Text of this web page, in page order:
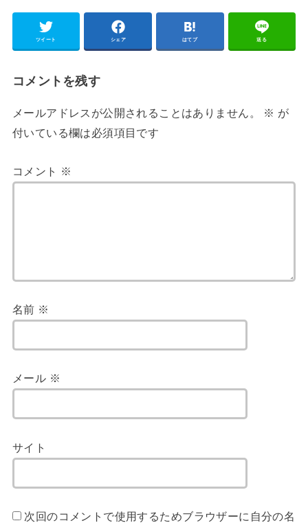
ツイート シェア はてブ 送る
コメントを残す
メールアドレスが公開されることはありません。 ※ が
付いている欄は必須項目です
コメント ※
名前 ※
メール ※
サイト
次回のコメントで使用するためブラウザーに自分の名